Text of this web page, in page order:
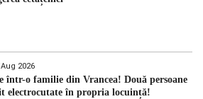
2026
într-o familie din Vrancea! Două persoane
electrocutate în propria locuință!